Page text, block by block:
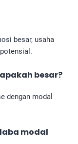
besar, usaha
besar?
dengan modal
modal